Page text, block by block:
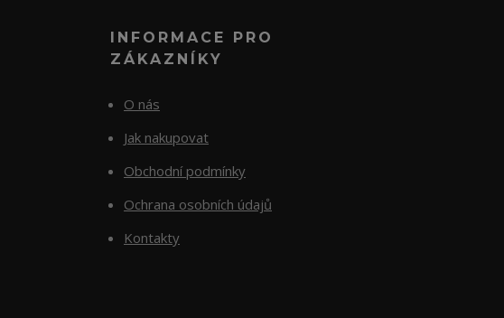
INFORMACE PRO
ZÁKAZNÍKY
O nás
Jak nakupovat
Obchodní podmínky
Ochrana osobních údajů
Kontakty